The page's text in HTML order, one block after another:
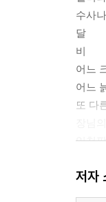
수사
달
비
어느
어느
또 다
일천
A. R
보르
저자